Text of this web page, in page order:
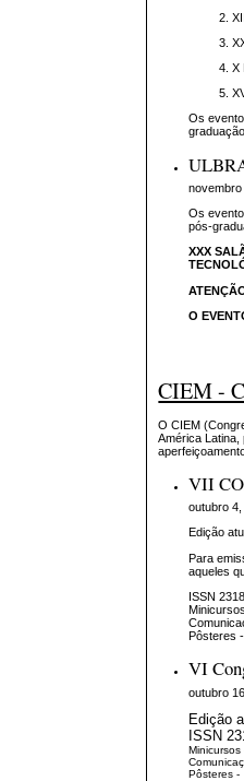
X
Os
Os
pós-
XXX
O
CIEM -
O CIEM
América
VII
outubro
Edição
Para
aqueles
ISSN
Pôsteres
VI
outubro
Edição
ISSN
Pôsteres -